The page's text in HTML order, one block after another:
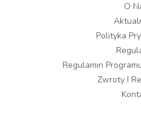
O
Polityka
Regulamin
Zwroty I